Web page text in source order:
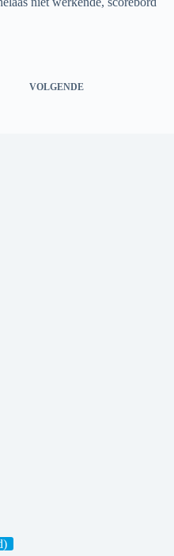
VOLGENDE